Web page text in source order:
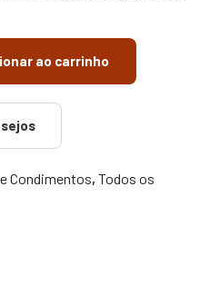
ao carrinho
Condimentos, Todos os